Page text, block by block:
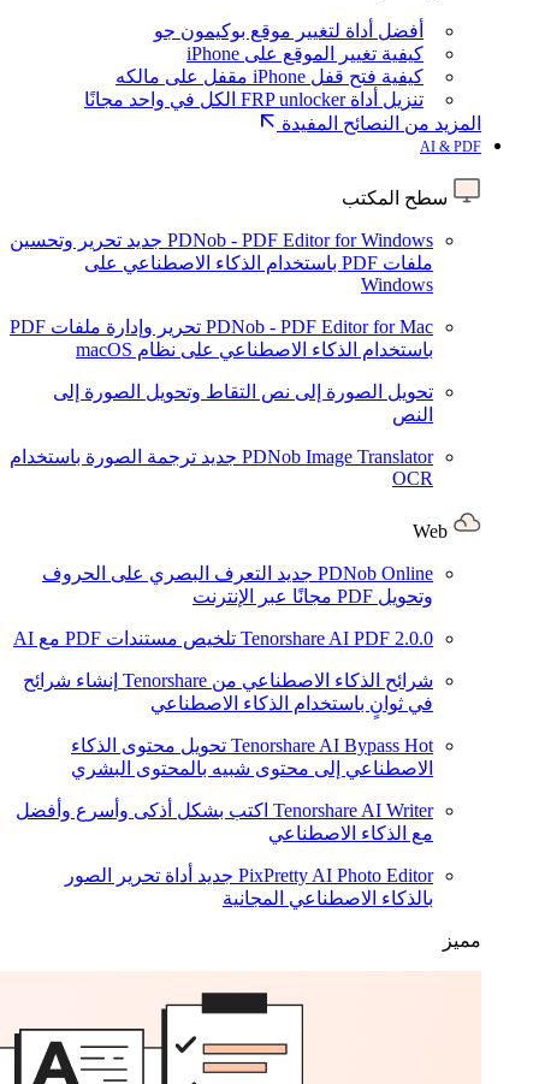
أفضل أداة لتغيير موقع بوكيمون جو
كيفية تغيير الموقع على iPhone
كيفية فتح قفل iPhone مقفل على مالكه
تنزيل أداة FRP unlocker الكل في واحد مجانًا
المزيد من النصائح المفيدة
AI & PDF
سطح المكتب
PDNob - PDF Editor for Windows جديد تحرير وتحسين
ملفات PDF باستخدام الذكاء الاصطناعي على
Windows
PDNob - PDF Editor for Mac
تحرير وإدارة ملفات PDF
باستخدام الذكاء الاصطناعي على نظام macOS
تحويل الصورة إلى نص التقاط وتحويل الصورة إلى
النص
PDNob Image Translator جديد ترجمة الصورة باستخدام
OCR
PDNob Online جديد التعرف البصري على الحروف
وتحويل PDF مجانًا عبر الإنترنت
Tenorshare AI PDF 2.0.0 تلخيص مستندات PDF مع AI
شرائح الذكاء الاصطناعي من Tenorshare
إنشاء شرائح
في ثوانٍ باستخدام الذكاء الاصطناعي
Tenorshare AI Bypass Hot
تحويل محتوى الذكاء
الاصطناعي إلى محتوى شبيه بالمحتوى البشري
Tenorshare AI Writer اكتب بشكل أذكى وأسرع وأفضل
مع الذكاء الاصطناعي
PixPretty AI Photo Editor جديد أداة تحرير الصور
بالذكاء الاصطناعي المجانية
مميز